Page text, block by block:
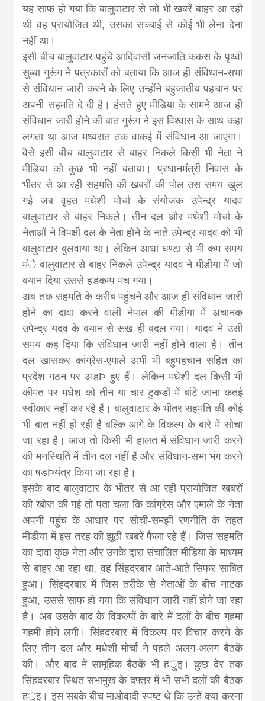
यह साफ हो गया कि बालुवाटार से जो भी खबरें बाहर आ रही
थी वह प्रायोजित थी, उसका सच्चाई से कोई भी लेना देना
नहीं था।
इसी बीच बालुवाटार पहुंचे आदिवासी जनजाति ककस के पृथ्वी
सुब्बा गुरूंग ने पत्रकारों को बताया कि आज ही संविधान-सभा
से संविधान जारी करने के लिए उन्होंने बहुजातीय पहचान पर
अपनी सहमति दे दी है। हंसते हुए मीडिया के सामने आज ही
संविधान जारी होने की बात गुरूंग ने इस विश्वास के साथ कहा
लगता था आज मध्यरात तक वाकई में संविधान आ जाएगा।
वैसे इसी बीच बालुवाटार से बाहर निकले किसी भी नेता ने
मीडिया को कुछ भी नहीं बताया। प्रधानमंत्री निवास के
भीतर से आ रही सहमति की खबरों की पोल उस समय खुल
गई जब वृहत मधेशी मोर्चा के संयोजक उपेन्द्र यादव
बालुवाटार से बाहर निकले। तीन दल और मधेशी मोर्चा के
नेताओं ने विपक्षी दल के नेता होने के नाते उपेन्द्र यादव को भी
बालुवाटार बुलवाया था। लेकिन आधा घण्टा से भी कम समय
मंे बालुवाटार से बाहर निकले उपेन्द्र यादव ने मीडीया में जो
बयान दिया उससे हडकम्प मच गया।
अब तक सहमति के करीब पहुंचने और आज ही संविधान जारी
होने का दावा करने वाली नेपाल की मीडीया में अचानक
उपेन्द्र यदव के बयान से रूख ही बदल गया। यादव ने उसी
समय कह दिया कि संविधान जारी नहीं होने वाला है। तीन
दल खासकर कांग्रेस-एमाले अभी भी बहुपहचान सहित का
प्रदेश गठन पर अडÞ हुए हैं। लेकिन मधेशी दल किसी भी
कीमत पर मधेश को तीन या चार टुकडों में बांटे जाना कतई
स्वीकार नहीं कर रहे हैं। बालुवाटार के भीतर सहमति की कोई
भी बात नहीं हो रही है बल्कि आगे के विकल्प के बारे में सोचा
जा रहा है। आज तो किसी भी हालत में संविधान जारी करने
की मनस्थिति में तीन दल नहीं हैं और संविधान-सभा भंग करने
का षडÞयंत्र किया जा रहा है।
इसके बाद बालुवाटार के भीतर से आ रही प्रायोजित खबरों
की खोज की गई तो पता चला कि कांग्रेस और एमाले के नेता
अपनी पहुंच के आधार पर सोची-समझी रणनीति के तहत
मीडीया में इस तरह की झूठी खबरें फैला रहे हैं। जिस सहमति
का दावा कुछ नेता और उनके द्वारा संचालित मीडिया के माध्यम
से बाहर आ रहा था, वह सिंहदरबार आते-आते सिफर साबित
हुआ। सिंहदरबार में जिस तरीके से नेताओं के बीच नाटक
हुआ, उससे साफ हो गया कि संविधान जारी नहीं होने जा रहा
है। अब उसके बाद के विकल्पों के बारे में दलों के बीच गहमा
गहमी होने लगी। सिंहदरबार में विकल्प पर विचार करने के
लिए तीन दल और मधेशी मोर्चा ने पहले अलग-अलग बैठकें
की। और बाद में सामूहिक बैठकें भी हर्ुइ। कुछ देर तक
सिंहदरबार स्थित सभामुख के दफ्तर में भी सभी दलों की बैठक
हर्ुइ। इस सबके बीच माओवादी स्पष्ट थे कि उन्हें क्या करना